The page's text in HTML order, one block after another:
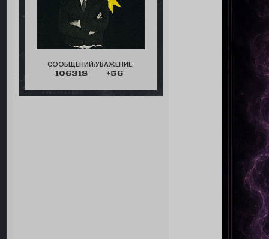
СООБЩЕНИЙ:
106318
УВАЖЕНИЕ:
+56